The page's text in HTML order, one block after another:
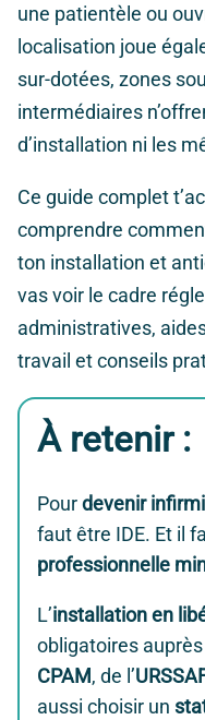
une patientèle ou
localisation joue
sur-dotées, zones
intermédiaires
d’installation ni les
Ce guide complet
comprendre
ton installation et
vas voir le cadre
administratives,
travail et conseils
À retenir :
Pourdevenir
faut être IDE. Et il
professionnelle
L’installation en
obligatoires auprès
CPAM, de l’
aussi choisir un